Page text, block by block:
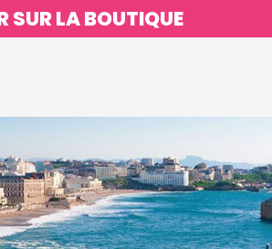
SUR LA BOUTIQUE